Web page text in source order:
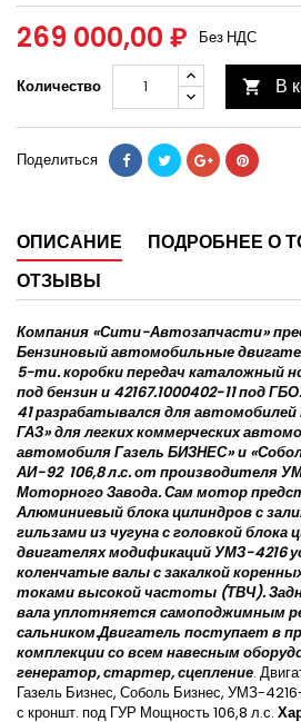
269 000,00 ₽ Без НДС
Количество  В
Поделиться
ОПИСАНИЕ
ПОДРОБНЕЕ О
ОТЗЫВЫ
Компания «Сити-Автозапчасти»
Бензиновый автомобильные
5-ти. коробки передач каталожный
под бензин и 42167.1000402-11 под
41 разрабатывался для
ГАЗ» для легких коммерческих
автомобиля Газель БИЗНЕС» и
АИ-92 106,8 л.с. от производителя
Моторного Завода. Сам мотор
Алюминиевый блока цилиндров с
гильзами из чугуна с головкой блока
двигателях модификаций УМЗ-4216
коленчатые валы с закалкой
токами высокой частоты (ТВЧ).
вала уплотняется самоподжимным
сальником.Двигатель поступает в
комплекции со всем навесным
генератор, стартер, сцепление.
Газель Бизнес, Соболь Бизнес, УМЗ-
с кроншт. под ГУР Мощность 106,8 л.с.